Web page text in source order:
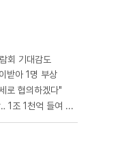
회 기대감도
받아 1명 부상
로 협의하겠다"
[충북] '꿈의 현미경' 한국새빛가속기 첫 삽‥ 1조 1천억 들여 2029년 완공